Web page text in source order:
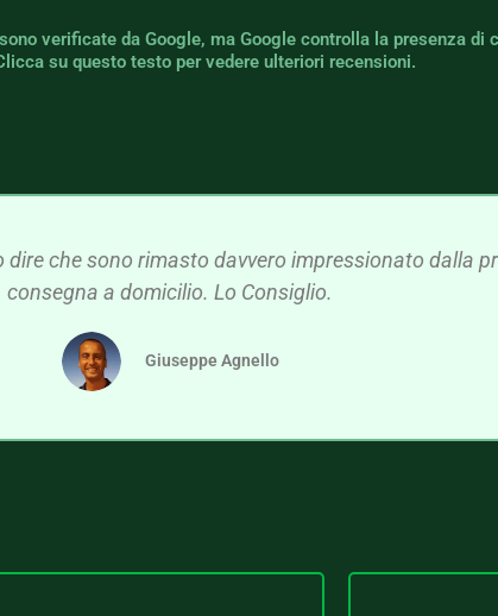
verificate da Google, ma Google controlla la presenza
su questo testo per vedere ulteriori recensioni.
che sono rimasto davvero impressionato dalla
consegna a domicilio. Lo Consiglio.
Giuseppe Agnello